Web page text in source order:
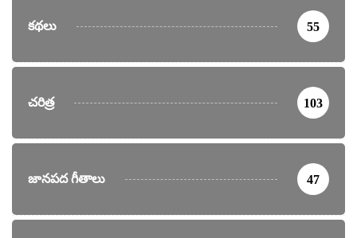
కథలు 55
చరిత్ర 103
జానపద గీతాలు 47